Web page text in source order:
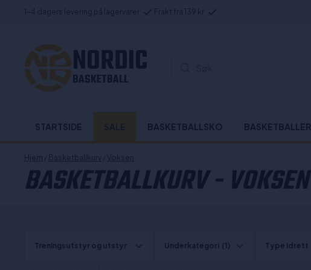
1-4 dagers levering på lagervarer Frakt fra 139 kr
NORDIC
BASKETBALL
STARTSIDE BASKETBALLSKO BASKETBALLER
Hjem / Basketballkurv / Voksen
BASKETBALLKURV - VOKSEN
Treningsutstyr og utstyr Underkategori (1) Type idrett